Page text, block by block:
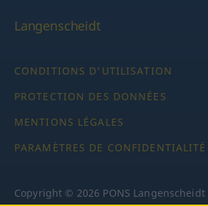
Langenscheidt
CONDITIONS D'UTILISATION
PROTECTION DES DONNÉES
MENTIONS LÉGALES
PARAMÈTRES DE CONFIDENTIALITÉ
Copyright © 2026 PONS